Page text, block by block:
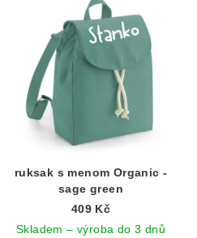
ruksak s menom Organic -
sage green
409 Kč
Skladem – výroba do 3 dnů